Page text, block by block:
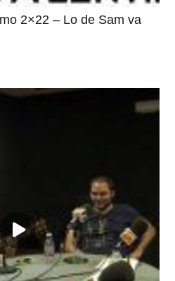
2×22 – Lo de Sam va